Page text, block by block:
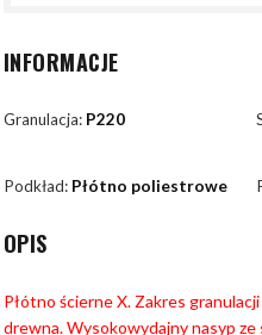
INFORMACJE
Granulacja: P220
Podkład: Płótno poliestrowe
OPIS
Płótno ścierne X. Zakres
drewna. Wysokowydajny nasyp